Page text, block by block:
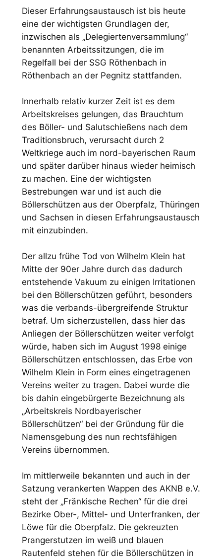
Dieser Erfahrungsaustausch ist bis heute
eine der wichtigsten Grundlagen der,
inzwischen als „Delegiertenversammlung“
benannten Arbeitssitzungen, die im
Regelfall bei der SSG Röthenbach in
Röthenbach an der Pegnitz stattfanden.
Innerhalb relativ kurzer Zeit ist es dem
Arbeitskreises gelungen, das Brauchtum
des Böller- und Salutschießens nach dem
Traditionsbruch, verursacht durch 2
Weltkriege auch im nord-bayerischen Raum
und später darüber hinaus wieder heimisch
zu machen. Eine der wichtigsten
Bestrebungen war und ist auch die
Böllerschützen aus der Oberpfalz, Thüringen
und Sachsen in diesen Erfahrungsaustausch
mit einzubinden.
Der allzu frühe Tod von Wilhelm Klein hat
Mitte der 90er Jahre durch das dadurch
entstehende Vakuum zu einigen Irritationen
bei den Böllerschützen geführt, besonders
was die verbands-übergreifende Struktur
betraf. Um sicherzustellen, dass hier das
Anliegen der Böllerschützen weiter verfolgt
würde, haben sich im August 1998 einige
Böllerschützen entschlossen, das Erbe von
Wilhelm Klein in Form eines eingetragenen
Vereins weiter zu tragen. Dabei wurde die
bis dahin eingebürgerte Bezeichnung als
„Arbeitskreis Nordbayerischer
Böllerschützen“ bei der Gründung für die
Namensgebung des nun rechtsfähigen
Vereins übernommen.
Im mittlerweile bekannten und auch in der
Satzung verankerten Wappen des AKNB e.V.
steht der „Fränkische Rechen“ für die drei
Bezirke Ober-, Mittel- und Unterfranken, der
Löwe für die Oberpfalz. Die gekreuzten
Prangerstutzen im weiß und blauen
Rautenfeld stehen für die Böllerschützen in